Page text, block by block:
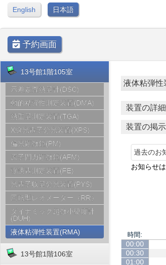
English 日本語
予約画面
13号館1階105室
示差走査熱量計(DSC)
動的粘弾性測定装置(DMA)
熱重量測定装置(TGA)
X線光電子分光装置(XPS)
偏光顕微鏡(PM)
原子間力顕微鏡(AFM)
強誘電測定装置(FE)
光電子収量分光装置(PYS)
回転型レオメーター（RR）
ダイナミック超微小硬度計
(DUH)
液体粘弾性装置(RMA)
13号館1階106室
液体粘弾性
装置の詳
装置の掲
過去のお
お知らせ
時間:
00:00
00:30
01:00